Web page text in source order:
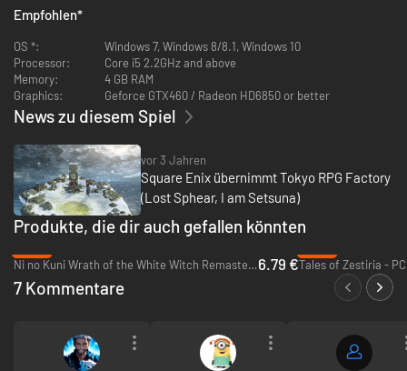
Chrono Trigger.
Spieler mit der Erzählung von Setsuna und ihrer herzzerreißenden
Trauer fesselt.
Wunderschönes Charakterdesign und variierte Orte im Spiel
erwecken Nostalgie für RPG-Klassiker.
Empfohlen*
OS *:
Windows 7, Windows 8/8.1, Windows 10
Processor:
Core i5 2.2GHz and above
Memory:
4 GB RAM
Graphics:
Geforce GTX460 / Radeon HD6850 or better
News zu diesem Spiel
vor 3 Jahren
Square Enix übernimmt Tokyo RPG Factory
(Lost Sphear, I am Setsuna)
Produkte, die dir auch gefallen könnten
Ni no Kuni Wrath of the White Witch Remastered - PC (Steam)6.79 €Tales of Zestiria -
7 Kommentare